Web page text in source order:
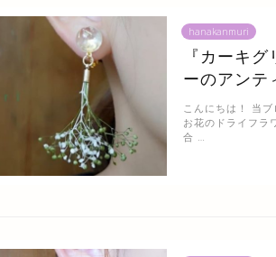
hanakanmuri
『カーキ
ーのアンテ
こんにちは！ 当
お花のドライフラ
合 …